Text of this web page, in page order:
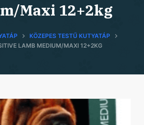
Maxi 12+2kg
KÖZEPES TESTŰ KUTYATÁP
LAMB MEDIUM/MAXI 12+2KG